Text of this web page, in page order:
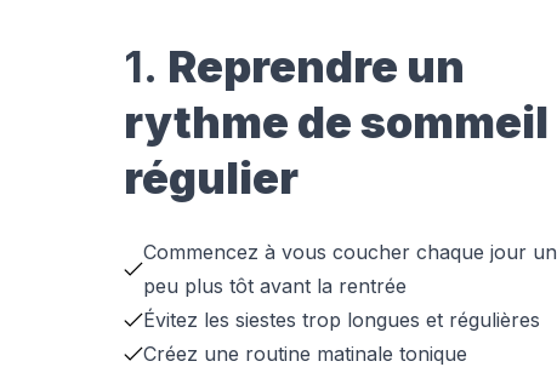
1. Reprendre un
rythme de sommeil
régulier
Commencez à vous coucher chaque jour un
peu plus tôt avant la rentrée
Évitez les siestes trop longues et régulières
Créez une routine matinale tonique